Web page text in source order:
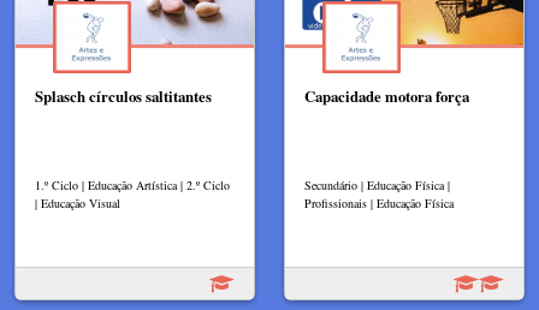
Splasch círculos saltitantes
1.º Ciclo | Educação Artística | 2.º Ciclo
| Educação Visual
Capacidade motora força
Secundário | Educação Física |
Profissionais | Educação Física